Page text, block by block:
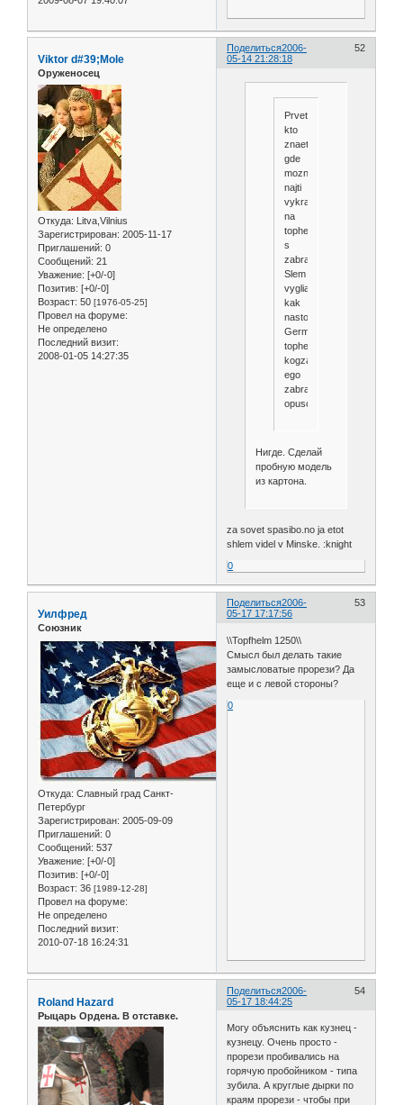
Поделиться 52
2006-
05-14 21:28:18
Viktor d#39;Mole
Оруженосец
Откуда: Litva,Vilnius
Зарегистрирован: 2005-11-17
Приглашений: 0
Сообщений: 21
Уважение: [+0/-0]
Позитив: [+0/-0]
Возраст: 50 [1976-05-25]
Провел на форуме:
Не определено
Последний визит:
2008-01-05 14:27:35
Prvetstvuju!Mozet
kto
znaet
gde
mozno
najti
vykrajki
na
tophelm,tolko
s
zabralom.
Slem
vygliadit
kak
nastojascij
Germanskij
tophelm
kogza
ego
zabralo
opusceno.
Нигде. Сделай
пробную модель
из картона.
za sovet spasibo.no ja etot
shlem videl v Minske. :knight
0
Поделиться 53
2006-
05-17 17:17:56
Уилфред
Союзник
Откуда: Славный град Санкт-
Петербург
Зарегистрирован: 2005-09-09
Приглашений: 0
Сообщений: 537
Уважение: [+0/-0]
Позитив: [+0/-0]
Возраст: 36 [1989-12-28]
Провел на форуме:
Не определено
Последний визит:
2010-07-18 16:24:31
\\Topfhelm 1250\\
Смысл был делать такие
замысловатые прорези? Да
еще и с левой стороны?
0
Поделиться 54
2006-
05-17 18:44:25
Roland Hazard
Рыцарь Ордена. В отставке.
Могу объяснить как кузнец -
кузнецу. Очень просто -
прорези пробивались на
горячую пробойником - типа
зубила. А круглые дырки по
краям прорези - чтобы при